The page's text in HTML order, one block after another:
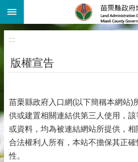
跳到主要內容區塊
搜
機
紹
公
告
資
訊
:::
版權宣告
苗栗縣政府入口網(以下簡稱本網站)
供或建置相關連結供第三人使用，
或資料，均為被連結網站所提供，
合法權利人所有，本站不擔保其正
性。